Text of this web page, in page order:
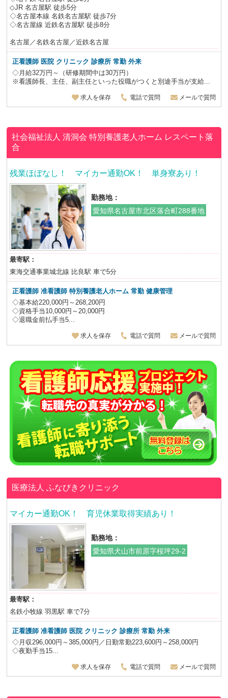
◇JR 名古屋駅 徒歩5分
◇名古屋本線 名鉄名古屋駅 徒歩7分
◇名古屋線 近鉄名古屋駅 徒歩8分
名古屋／名鉄名古屋／近鉄名古屋
正看護師 医院 クリニック 診療所 常勤 外来
◇月給32万円～（研修期間中は30万円）
※看護師長、主任、副主任といった役職がつくと別途手当が支給...
求人を保存 電話で質問 メールで質問
社会福祉法人 清洞会特別養護老人ホーム レスペート落
合
残業ほぼなし！ マイカー通勤OK！ 単身寮あり！
勤務地：
愛知県名古屋市北区落合町288番地
最寄駅：
東海交通事業城北線 比良駅 車で5分
正看護師 准看護師 特別養護老人ホーム常勤 健康管理
◇基本給220,000円～268,200円
◇資格手当10,000円～20,000円
◇退職金前払手当5...
求人を保存 電話で質問 メールで質問
医療法人ふなびきクリニック
マイカー通勤OK！ 育児休業取得実績あり！
勤務地：
愛知県犬山市前原字桜坪29-2
最寄駅：
名鉄小牧線 羽黒駅 車で7分
正看護師 准看護師 医院 クリニック 診療所 常勤 外来
◇月収296,000円～385,000円／日勤常勤223,600円～258,000円
◇夜勤手当15...
求人を保存 電話で質問 メールで質問